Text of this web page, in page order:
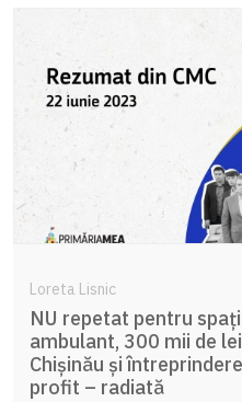
Loreta Lisnic
NU repetat pentru
ambulant, 300 mii de
Chișinău și
profit – radiată